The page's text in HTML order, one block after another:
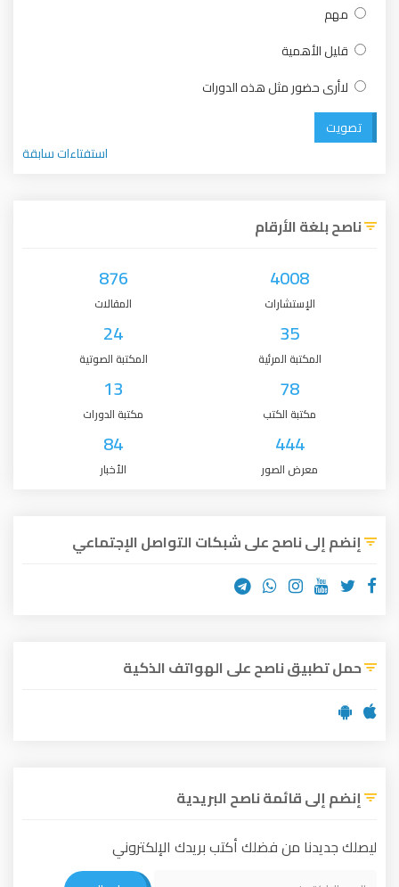
مهم
قليل الأهمية
لاأرى حضور مثل هذه الدورات
تصويت
استفتاءات سابقة
ناصح بلغة الأرقام
4008
الإستشارات
876
المقالات
35
المكتبة المرئية
24
المكتبة الصوتية
78
مكتبة الكتب
13
مكتبة الدورات
444
معرض الصور
84
الأخبار
إنضم إلى ناصح على شبكات التواصل الإجتماعي
حمل تطبيق ناصح على الهواتف الذكية
إنضم إلى قائمة ناصح البريدية
ليصلك جديدنا من فضلك أكتب بريدك الإلكتروني